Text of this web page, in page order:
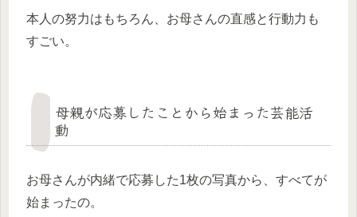
本人の努力はもちろん、お母さんの直感と行動力も
すごい。
母親が応募したことから始まった芸能活
動
お母さんが内緒で応募した1枚の写真から、すべてが
始まったの。